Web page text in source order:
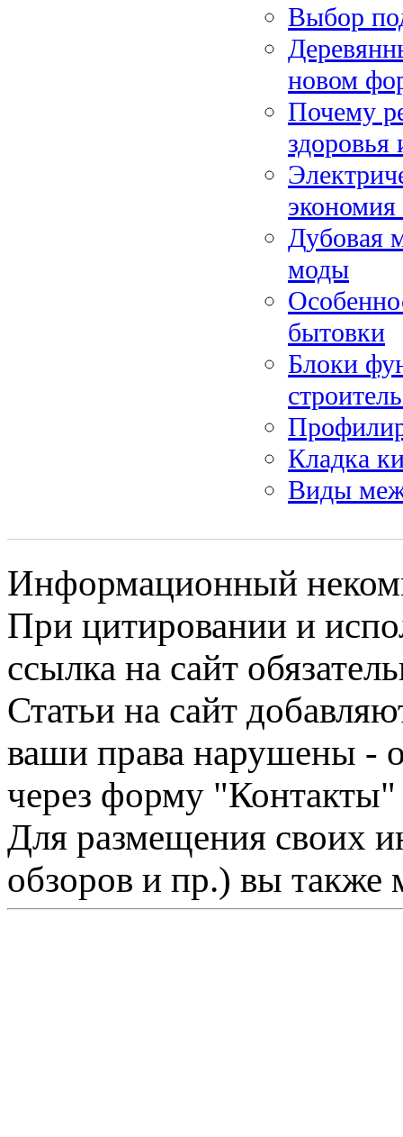
Выбор
новом
Почему
Дубовая
моды
бытовки
Блоки
Кладка
Виды
Информационный
При цитировании и
ссылка на сайт
Статьи на сайт
ваши права нарушены -
через форму "Контакты"
Для размещения своих
обзоров и пр.) вы также